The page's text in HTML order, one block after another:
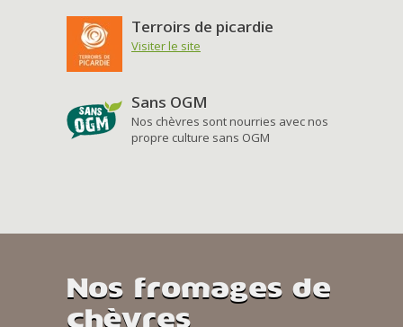
Terroirs de picardie
Visiter le site
Sans OGM
Nos chèvres sont nourries avec nos
propre culture sans OGM
Nos fromages de
chèvres